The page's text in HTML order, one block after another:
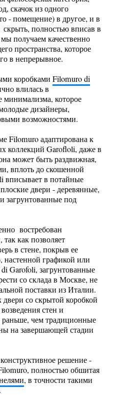
скачок из одного
- помещение) в другое, и в
скрыть, полностью вписав в
получаем качественно
пространства, которое
в непрерывное.
коробками Filomuro di
влилась в
минимализма, которое
дизайнеры,
возможностями.
Filomuro адаптирована к
коллекций Garofloli, даже в
может быть раздвижная,
вплоть до скошенной
вписывает в потайные
двери - деревянные,
загрунтованные под
востребован
как позволяет
в стене, покрыв ее
настенной графикой или
Garofoli, загрунтованные
со склада в Москве, не
поставки из Италии.
со скрытой коробкой
стен и
раньше, чем традиционные
на завершающей стадии
решение -
полностью обшитая
, в точности такими